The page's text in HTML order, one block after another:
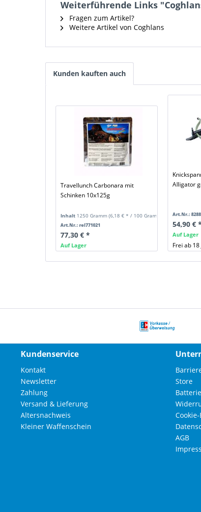
Weiterführende Links
Fragen zum Artikel?
Weitere Artikel von Coghlans
Kunden kauften auch
Travellunch Carbonara mit
Schinken 10x125g
Inhalt 1250 Gramm (6,18 € * / 100 Gramm)
Art.Nr.: rel771021
77,30 € *
Auf Lager
Alligator
Art.Nr.: 8288
54,90 € *
Auf Lager
Frei ab 18
Kundenservice
Kontakt
Newsletter
Zahlung
Versand & Lieferung
Altersnachweis
Kleiner Waffenschein
Store
AGB